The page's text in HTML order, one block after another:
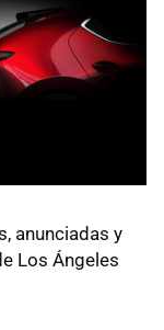
anunciadas y
Los Ángeles